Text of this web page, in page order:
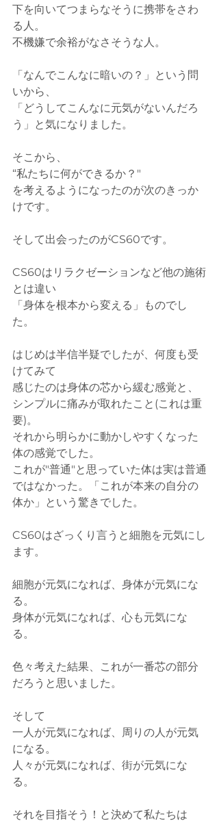
下を向いてつまらなそうに携帯をさわ
る人。
不機嫌で余裕がなさそうな人。
「なんでこんなに暗いの？」という問
いから、
「どうしてこんなに元気がないんだろ
う」と気になりました。
そこから、
“私たちに何ができるか？"
を考えるようになったのが次のきっか
けです。
そして出会ったのがCS60です。
CS60はリラクゼーションなど他の施術
とは違い
「身体を根本から変える」ものでし
た。
はじめは半信半疑でしたが、何度も受
けてみて
感じたのは身体の芯から緩む感覚と、
シンプルに痛みが取れたこと(これは重
要)。
それから明らかに動かしやすくなった
体の感覚でした。
これが"普通"と思っていた体は実は普通
ではなかった。「これが本来の自分の
体か」という驚きでした。
CS60はざっくり言うと細胞を元気にし
ます。
細胞が元気になれば、身体が元気にな
る。
身体が元気になれば、心も元気にな
る。
色々考えた結果、これが一番芯の部分
だろうと思いました。
そして
一人が元気になれば、周りの人が元気
になる。
人々が元気になれば、街が元気にな
る。
それを目指そう！と決めて私たちは